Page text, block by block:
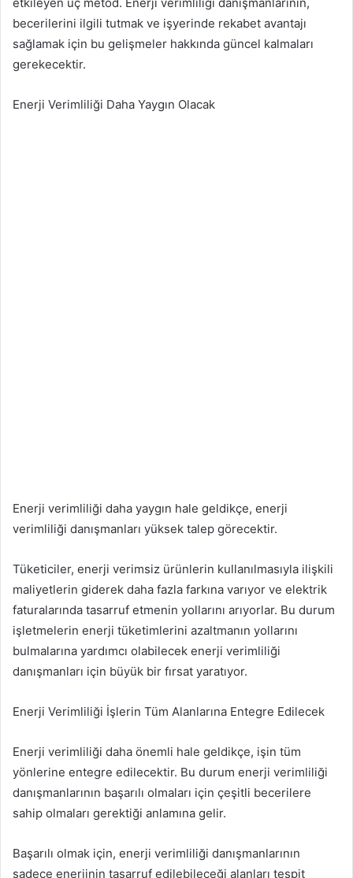
becerilerini ilgili tutmak ve işyerinde rekabet avantajı
sağlamak için bu gelişmeler hakkında güncel kalmaları
gerekecektir.
Enerji Verimliliği Daha Yaygın Olacak
Enerji verimliliği daha yaygın hale geldikçe, enerji
verimliliği danışmanları yüksek talep görecektir.
Tüketiciler, enerji verimsiz ürünlerin kullanılmasıyla ilişkili
maliyetlerin giderek daha fazla farkına varıyor ve elektrik
faturalarında tasarruf etmenin yollarını arıyorlar. Bu durum
işletmelerin enerji tüketimlerini azaltmanın yollarını
bulmalarına yardımcı olabilecek enerji verimliliği
danışmanları için büyük bir fırsat yaratıyor.
Enerji Verimliliği İşlerin Tüm Alanlarına Entegre Edilecek
Enerji verimliliği daha önemli hale geldikçe, işin tüm
yönlerine entegre edilecektir. Bu durum enerji verimliliği
danışmanlarının başarılı olmaları için çeşitli becerilere
sahip olmaları gerektiği anlamına gelir.
Başarılı olmak için, enerji verimliliği danışmanlarının
sadece enerjinin tasarruf edilebileceği alanları tespit